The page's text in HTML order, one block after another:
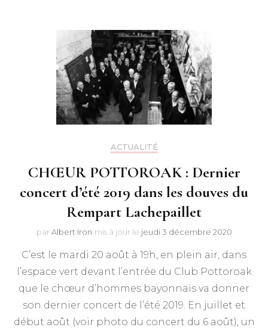
ACTUALITÉ
CHŒUR POTTOROAK : Dernier
concert d’été 2019 dans les douves du
Rempart Lachepaillet
par Albert Iron mis à jour le jeudi 3 décembre 2020
C’est le mardi 20 août à 19h, en plein air, dans
l’espace vert devant l’entrée du Club Pottoroak
que le chœur d’hommes bayonnais va donner
son dernier concert de l’été 2019. En juillet et
début août (voir photo du concert du 6 août), un